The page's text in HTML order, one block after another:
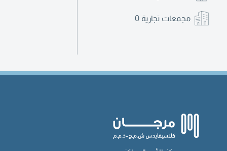
مجمعات تجارية 0